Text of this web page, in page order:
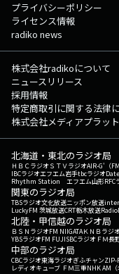
プライバシーポリシー
ライセンス情報
radiko news
株式会社radikoについて
ニュースリリース
採用情報
特定商取引に関する法律
株式会社メディアプラッ
北海道・東北のラジオ局
ＨＢＣラジオＳＴＶラジオAIR-G'（
IBCラジオエフエム岩手tbcラジオ
Rhythm Station エフエム山形RFC
関東のラジオ局
TBSラジオ文化放送ニッポン放送
LuckyFM 茨城放送CRT栃木放送
北陸・甲信越のラジオ局
ＢＳＮラジオFM NIIGATAＫＮＢラジ
YBSラジオFM FUJISBCラジオ ＦＭ長
中部のラジオ局
CBCラジオ東海ラジオぎふチャンZIP-
レディオキューブ ＦＭ三重NHK AM（